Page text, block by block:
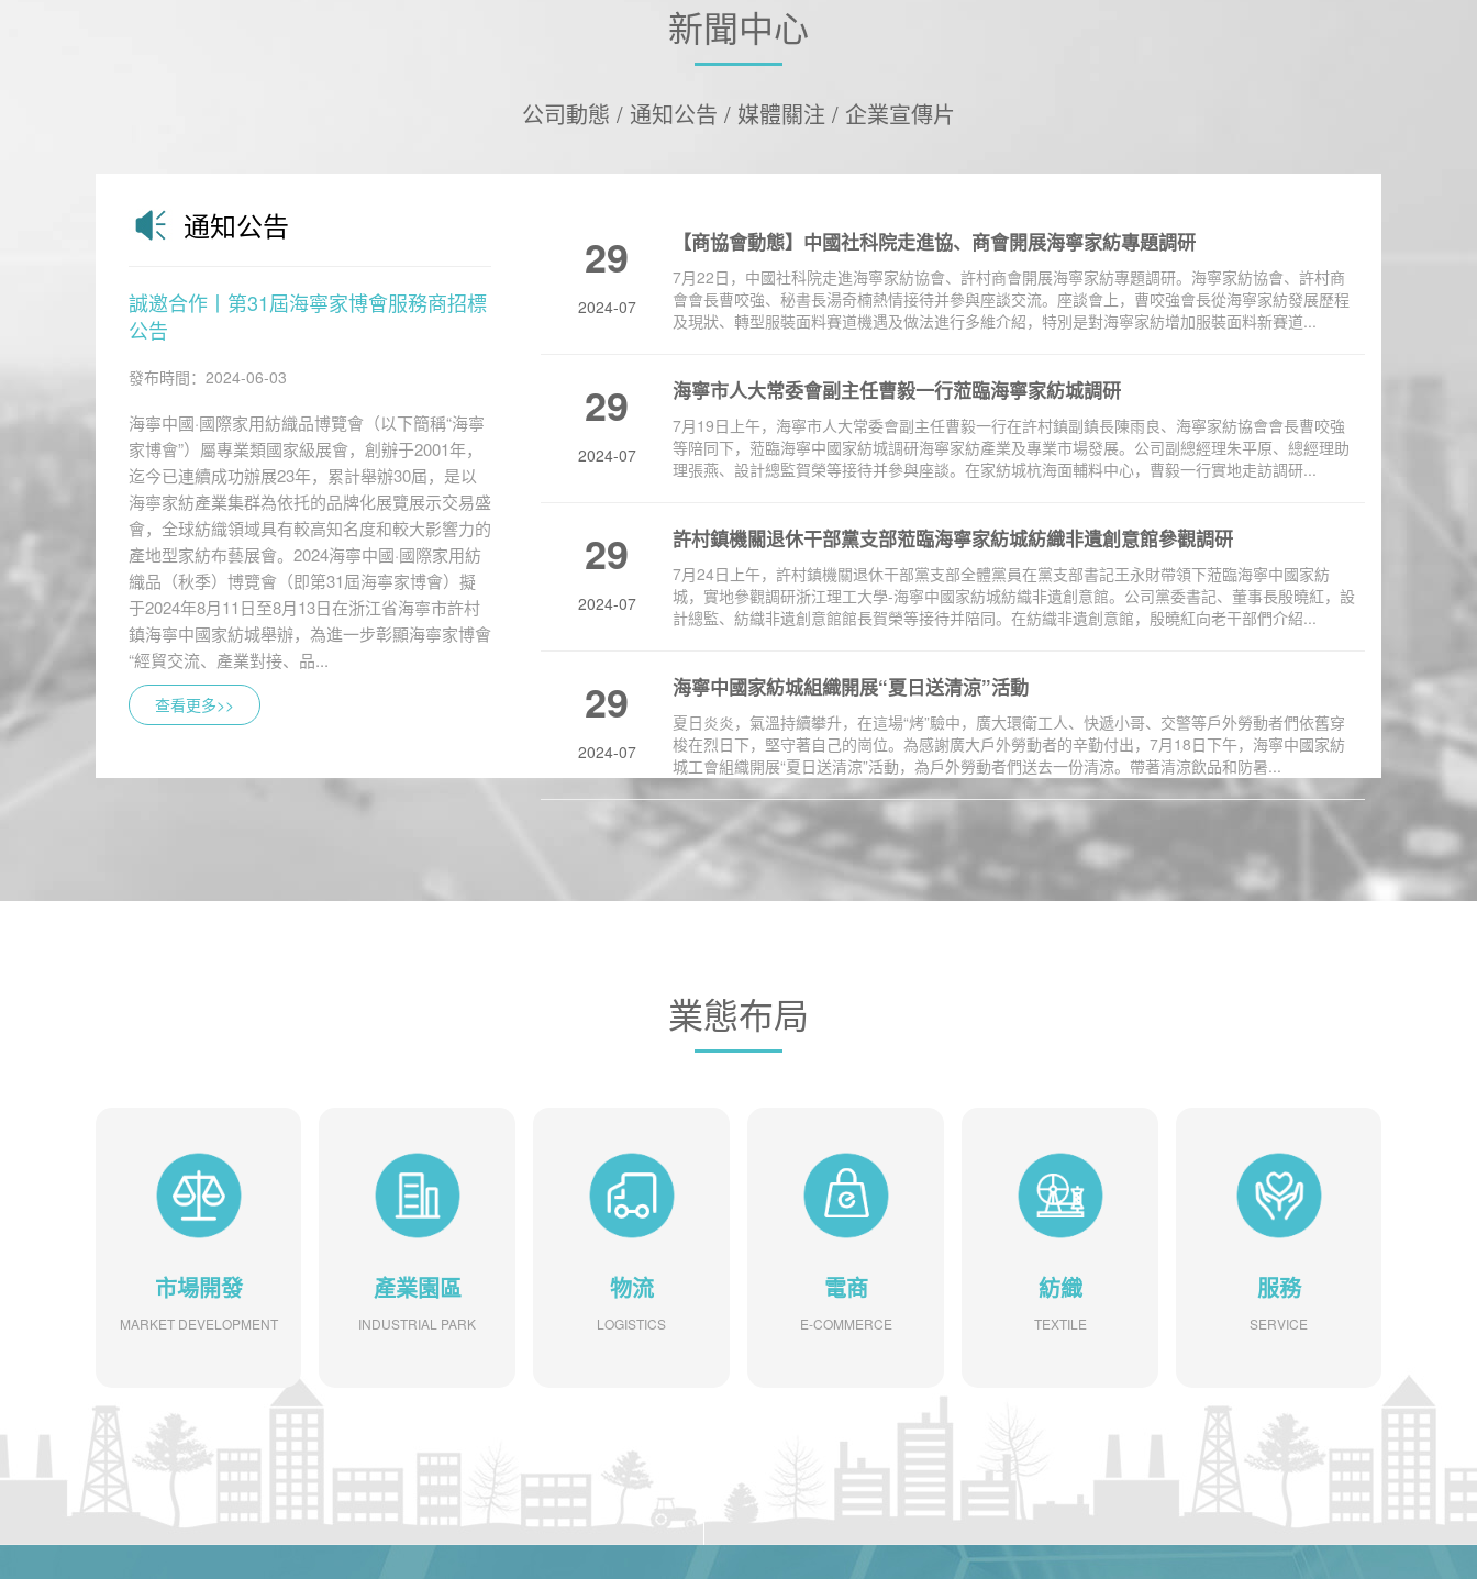
新聞中心
公司動態 / 通知公告 / 媒體關注 / 企業宣傳片
通知公告
誠邀合作丨第31屆海寧家博會服務商招標
公告
發布時間：2024-06-03
海寧中國·國際家用紡織品博覽會（以下簡稱“海寧
家博會”）屬專業類國家級展會，創辦于2001年，
迄今已連續成功辦展23年，累計舉辦30屆，是以
海寧家紡產業集群為依托的品牌化展覽展示交易盛
會，全球紡織領域具有較高知名度和較大影響力的
產地型家紡布藝展會。2024海寧中國·國際家用紡
織品（秋季）博覽會（即第31屆海寧家博會）擬
于2024年8月11日至8月13日在浙江省海寧市許村
鎮海寧中國家紡城舉辦，為進一步彰顯海寧家博會
“經貿交流、產業對接、品...
查看更多>>
29
2024-07
【商協會動態】中國社科院走進協、商會開展海寧家紡專題調研
7月22日，中國社科院走進海寧家紡協會、許村商會開展海寧家紡專題調研。海寧家紡協會、許村商
會會長曹咬強、秘書長湯奇楠熱情接待并參與座談交流。座談會上，曹咬強會長從海寧家紡發展歷程
及現狀、轉型服裝面料賽道機遇及做法進行多維介紹，特別是對海寧家紡增加服裝面料新賽道...
29
2024-07
海寧市人大常委會副主任曹毅一行蒞臨海寧家紡城調研
7月19日上午，海寧市人大常委會副主任曹毅一行在許村鎮副鎮長陳雨良、海寧家紡協會會長曹咬強
等陪同下，蒞臨海寧中國家紡城調研海寧家紡產業及專業市場發展。公司副總經理朱平原、總經理助
理張燕、設計總監賀榮等接待并參與座談。在家紡城杭海面輔料中心，曹毅一行實地走訪調研...
29
2024-07
許村鎮機關退休干部黨支部蒞臨海寧家紡城紡織非遺創意館參觀調研
7月24日上午，許村鎮機關退休干部黨支部全體黨員在黨支部書記王永財帶領下蒞臨海寧中國家紡
城，實地參觀調研浙江理工大學-海寧中國家紡城紡織非遺創意館。公司黨委書記、董事長殷曉紅，設
計總監、紡織非遺創意館館長賀榮等接待并陪同。在紡織非遺創意館，殷曉紅向老干部們介紹...
29
2024-07
海寧中國家紡城組織開展“夏日送清涼”活動
夏日炎炎，氣溫持續攀升，在這場“烤”驗中，廣大環衛工人、快遞小哥、交警等戶外勞動者們依舊穿
梭在烈日下，堅守著自己的崗位。為感謝廣大戶外勞動者的辛勤付出，7月18日下午，海寧中國家紡
城工會組織開展“夏日送清涼”活動，為戶外勞動者們送去一份清涼。帶著清涼飲品和防暑...
業態布局
市場開發
MARKET DEVELOPMENT
產業園區
INDUSTRIAL PARK
物流
LOGISTICS
電商
E-COMMERCE
紡織
TEXTILE
服務
SERVICE